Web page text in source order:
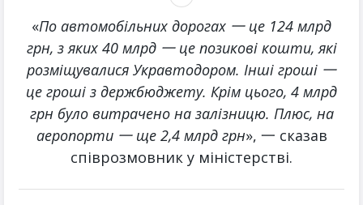
«По автомобільних дорогах 一 це 124 млрд
грн, з яких 40 млрд 一 це позикові кошти, які
розміщувалися Укравтодором. Інші гроші 一
це гроші з держбюджету. Крім цього, 4 млрд
грн було витрачено на залізницю. Плюс, на
аеропорти 一 ще 2,4 млрд грн», 一 сказав
співрозмовник у міністерстві.